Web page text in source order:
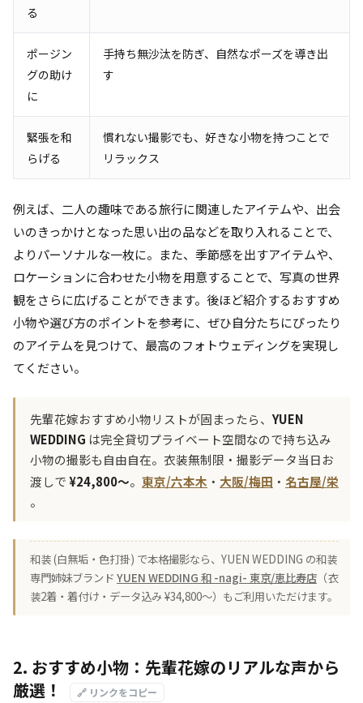
る
ポージン
グの助け
に
手持ち無沙汰を防ぎ、自然なポーズを導き出
す
緊張を和
らげる
慣れない撮影でも、好きな小物を持つことで
リラックス
例えば、二人の趣味である旅行に関連したアイテムや、出会
いのきっかけとなった思い出の品などを取り入れることで、
よりパーソナルな一枚に。また、季節感を出すアイテムや、
ロケーションに合わせた小物を用意することで、写真の世界
観をさらに広げることができます。後ほど紹介するおすすめ
小物や選び方のポイントを参考に、ぜひ自分たちにぴったり
のアイテムを見つけて、最高のフォトウェディングを実現し
てください。
先輩花嫁おすすめ小物リストが固まったら、 YUEN
WEDDING は完全貸切プライベート空間なので持ち込み
小物の撮影も自由自在。衣装無制限・撮影データ当日お
渡しで¥24,800〜。 東京/六本木 ・ 大阪/梅田 ・ 名古屋/栄
。
和装 (白無垢・色打掛) で本格撮影なら、YUEN WEDDING の和装
専門姉妹ブランド YUEN WEDDING 和 -nagi- 東京/恵比寿店 （衣
装2着・着付け・データ込み ¥34,800〜）もご利用いただけます。
2. おすすめ小物：先輩花嫁のリアルな声から
厳選！
🔗 リンクをコピー